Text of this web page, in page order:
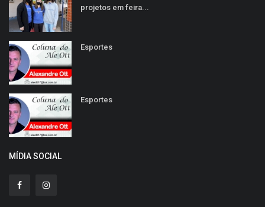
projetos em feira...
Esportes
Esportes
MÍDIA SOCIAL